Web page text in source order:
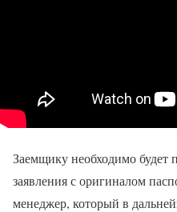
Заемщику необходимо будет
заявления с оригиналом
менеджер, который в